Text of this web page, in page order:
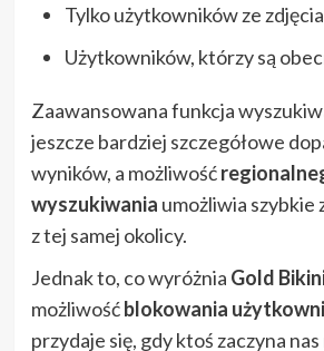
Tylko użytkowników ze
Użytkowników, którzy są
Zaawansowana funkcja
jeszcze bardziej szczegółowe
wyników, a możliwość
wyszukiwania umożliwia szybkie
z tej samej okolicy.
Jednak to, co wyróżnia Gold
możliwośćblokowania
przydaje się, gdy ktoś zaczyna nas